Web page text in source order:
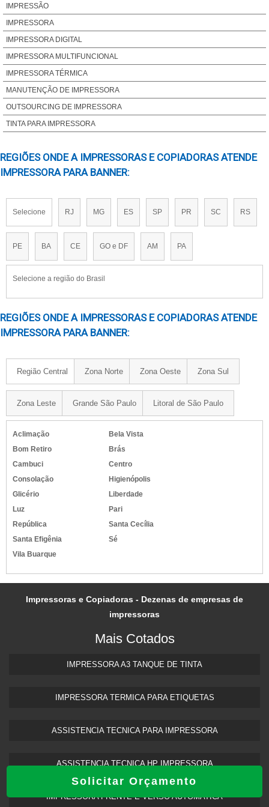
Solicitar Orçamento
IMPRESSORA PARA FAZER BANNER
IMPRESSORA PARA GRAFICA RAPIDA
IMPRESSORA PARA VINIL ADESIVO
LONA IMPRESSÃO DIGITAL PREÇO
LONA PARA IMPRESSÃO DIGITAL PREÇO
MÁQUINA DE IMPRESSÃO DE BANNER
MÁQUINA DE IMPRESSÃO DIGITAL
MAQUINA IMPRESSÃO DIGITAL
IMPRESSORA OFFSET DIGITAL
IMPRESSORA OFFSET DIGITAL PREÇO
IMPRESSÃO
IMPRESSORA
IMPRESSORA DIGITAL
IMPRESSORA MULTIFUNCIONAL
IMPRESSORA TÉRMICA
MANUTENÇÃO DE IMPRESSORA
OUTSOURCING DE IMPRESSORA
TINTA PARA IMPRESSORA
REGIÕES ONDE A IMPRESSORAS E COPIADORAS ATENDE
IMPRESSORA PARA BANNER:
Selecione RJ MG ES SP PR SC RS
PE BA CE GO e DF AM PA
Selecione a região do Brasil
REGIÕES ONDE A IMPRESSORAS E COPIADORAS ATENDE
IMPRESSORA PARA BANNER:
Região Central Zona Norte Zona Oeste Zona Sul
Zona Leste Grande São Paulo Litoral de São Paulo
Aclimação
Bela Vista
Bom Retiro
Brás
Cambuci
Centro
Consolação
Higienópolis
Glicério
Liberdade
Luz
Pari
República
Santa Cecília
Santa Efigênia
Sé
Vila Buarque
Impressoras e Copiadoras - Dezenas de empresas de
impressoras
Mais Cotados
IMPRESSORA A3 TANQUE DE TINTA​
IMPRESSORA TERMICA PARA ETIQUETAS​
ASSISTENCIA TECNICA PARA IMPRESSORA
ASSISTENCIA TECNICA HP IMPRESSORA​
IMPRESSORA FRENTE E VERSO AUTOMATICA